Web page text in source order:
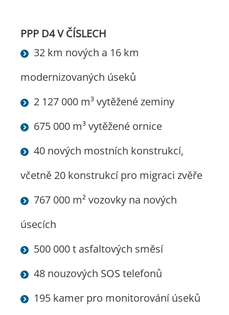
PPP D4 V ČÍSLECH
32 km nových a 16 km
modernizovaných úseků
2 127 000 m³ vytěžené zeminy
675 000 m³ vytěžené ornice
40 nových mostních konstrukcí,
včetně 20 konstrukcí pro migraci zvěře
767 000 m² vozovky na nových
úsecích
500 000 t asfaltových směsí
48 nouzových SOS telefonů
195 kamer pro monitorování úseků